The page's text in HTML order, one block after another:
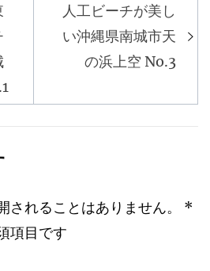
人工ビーチが美し
い沖縄県南城市天
の浜上空 No.3
されることはありません。
*
項目です